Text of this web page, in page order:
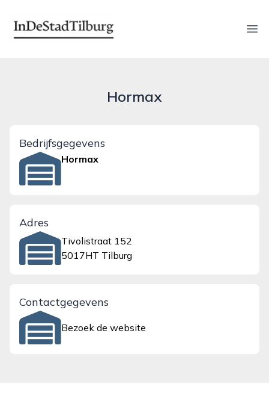
indestadtilburg.nl
Hormax
Bedrijfsgegevens
Hormax
Adres
Tivolistraat 152
5017HT Tilburg
Contactgegevens
Bezoek de website